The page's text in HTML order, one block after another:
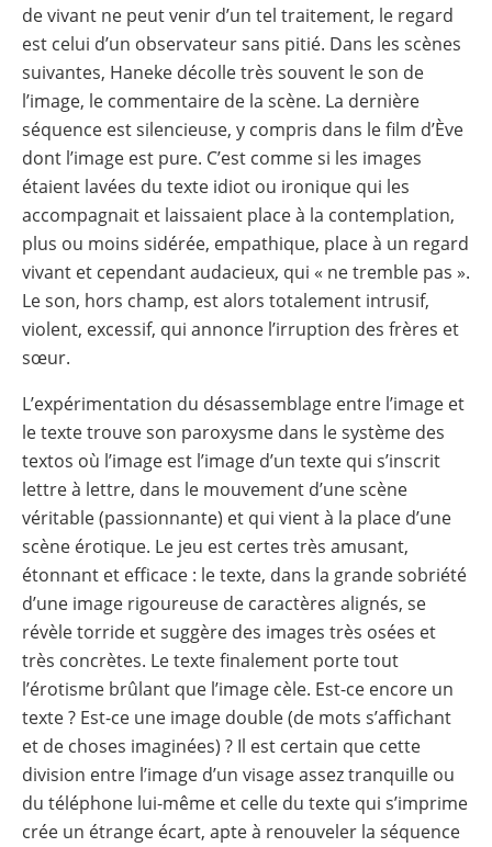
de vivant ne peut venir d’un tel traitement, le regard
est celui d’un observateur sans pitié. Dans les scènes
suivantes, Haneke décolle très souvent le son de
l’image, le commentaire de la scène. La dernière
séquence est silencieuse, y compris dans le film d’Ève
dont l’image est pure. C’est comme si les images
étaient lavées du texte idiot ou ironique qui les
accompagnait et laissaient place à la contemplation,
plus ou moins sidérée, empathique, place à un regard
vivant et cependant audacieux, qui « ne tremble pas ».
Le son, hors champ, est alors totalement intrusif,
violent, excessif, qui annonce l’irruption des frères et
sœur.
L’expérimentation du désassemblage entre l’image et
le texte trouve son paroxysme dans le système des
textos où l’image est l’image d’un texte qui s’inscrit
lettre à lettre, dans le mouvement d’une scène
véritable (passionnante) et qui vient à la place d’une
scène érotique. Le jeu est certes très amusant,
étonnant et efficace : le texte, dans la grande sobriété
d’une image rigoureuse de caractères alignés, se
révèle torride et suggère des images très osées et
très concrètes. Le texte finalement porte tout
l’érotisme brûlant que l’image cèle. Est-ce encore un
texte ? Est-ce une image double (de mots s’affichant
et de choses imaginées) ? Il est certain que cette
division entre l’image d’un visage assez tranquille ou
du téléphone lui-même et celle du texte qui s’imprime
crée un étrange écart, apte à renouveler la séquence